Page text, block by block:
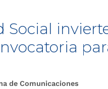
Social
de Comunicaciones